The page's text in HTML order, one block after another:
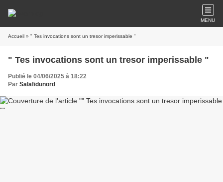
MENU
Accueil » " Tes invocations sont un tre‌sor impe‌rissable "
" Tes invocations sont un tre‌sor impe‌rissable "
Publié le 04/06/2025 à 18:22
Par Salafidunord